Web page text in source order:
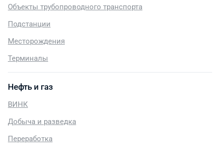
Объекты трубопроводного транспорта
Подстанции
Месторождения
Терминалы
Нефть и газ
ВИНК
Добыча и разведка
Переработка